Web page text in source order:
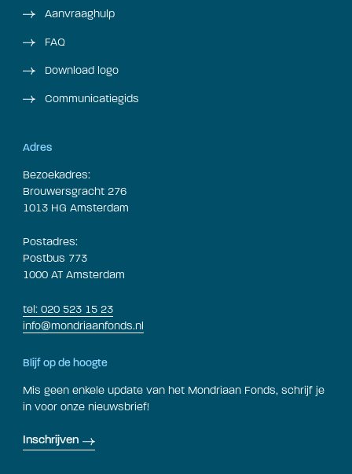
Aanvraaghulp
FAQ
Download logo
Communicatiegids
Adres
Bezoekadres:
Brouwersgracht 276
1013 HG Amsterdam
Postadres:
Postbus 773
1000 AT Amsterdam
tel: 020 523 15 23
info@mondriaanfonds.nl
Blijf op de hoogte
Mis geen enkele update van het Mondriaan Fonds, schrijf je
in voor onze nieuwsbrief!
Inschrijven